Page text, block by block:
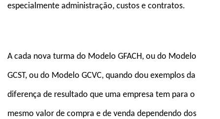
especialmente administração, custos e contratos.
A cada nova turma do Modelo GFACH, ou do Modelo
GCST, ou do Modelo GCVC, quando dou exemplos da
diferença de resultado que uma empresa tem para o
mesmo valor de compra e de venda dependendo dos